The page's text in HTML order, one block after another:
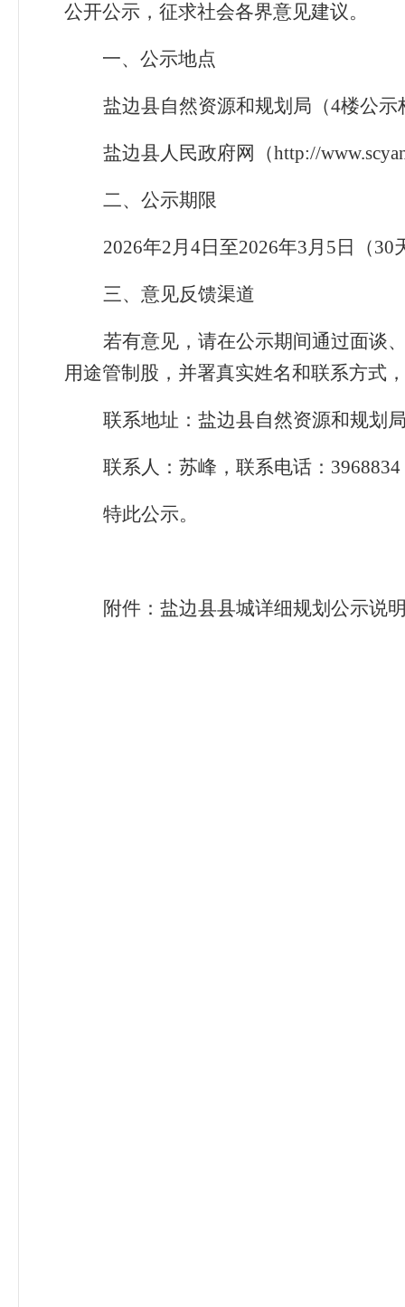
公开公示，征求社会各界意见建议。
一、 公示地点
盐边县自然资源和规划局（4楼公示
盐边县人民政府网（http://
二、公示期限
2026年2月 4日至2026年3月 5 日（30
三、意见反馈渠道
若有意见，请在公示期间通过面谈
用途管制股，并署真实姓名和联系方式
联系地址：盐边县自然资源和规划
联系人：苏峰，联系电话：3968834
特此公示。
附件：盐边县县城详细规划公示说